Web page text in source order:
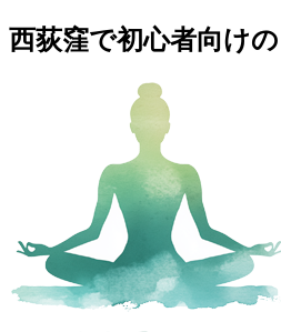
西荻窪で初心者向け